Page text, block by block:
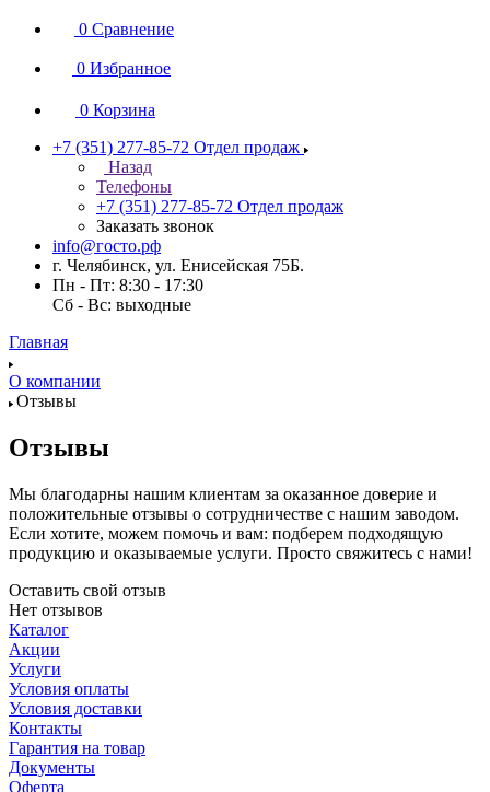
0 Сравнение
0 Избранное
0 Корзина
+7 (351) 277-85-72 Отдел продаж
Назад
Телефоны
+7 (351) 277-85-72 Отдел продаж
Заказать звонок
info@госто.рф
г. Челябинск, ул. Енисейская 75Б.
Пн - Пт: 8:30 - 17:30
Сб - Вс: выходные
Главная
О компании
Отзывы
Отзывы
Мы благодарны нашим клиентам за оказанное доверие и
положительные отзывы о сотрудничестве с нашим заводом.
Если хотите, можем помочь и вам: подберем подходящую
продукцию и оказываемые услуги. Просто свяжитесь с нами!
Оставить свой отзыв
Нет отзывов
Каталог
Акции
Услуги
Условия оплаты
Условия доставки
Контакты
Гарантия на товар
Документы
Оферта